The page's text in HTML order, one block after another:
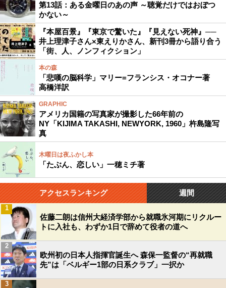
第13話：ある金曜日のあの声 ～聴覚だけではおぼつ
かない～
『本屋百景』『東京で驚いた』『見えない死神』──
井上理津子さん×東えりかさん、新刊3冊から語り合う
「街、人、ノンフィクション」
本の森
「悲嘆の脳科学」マリー=フランシス・オコナー著
高橋洋訳
GRAPHIC
アメリカ国籍の写真家が撮影した66年前の
NY「KIJIMA TAKASHI, NEWYORK, 1960」杵島隆写
真
木曜日は夜ふかし本
「たぶん、恋しい」一穂ミチ著
アクセスランキング 週間
佐藤二朗は信州大経済学部から就職氷河期にリクルー
トに入社も、わずか1日で辞めて役者の道へ
1
欧州初の日本人指揮官誕生へ 森保一監督の“再就職
先”は「ベルギー1部の日系クラブ」一択か
2
3